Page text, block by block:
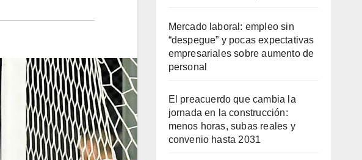
Mercado laboral: empleo sin
“despegue” y pocas expectativas
empresariales sobre aumento de
personal
El preacuerdo que cambia la
jornada en la construcción:
menos horas, subas reales y
convenio hasta 2031